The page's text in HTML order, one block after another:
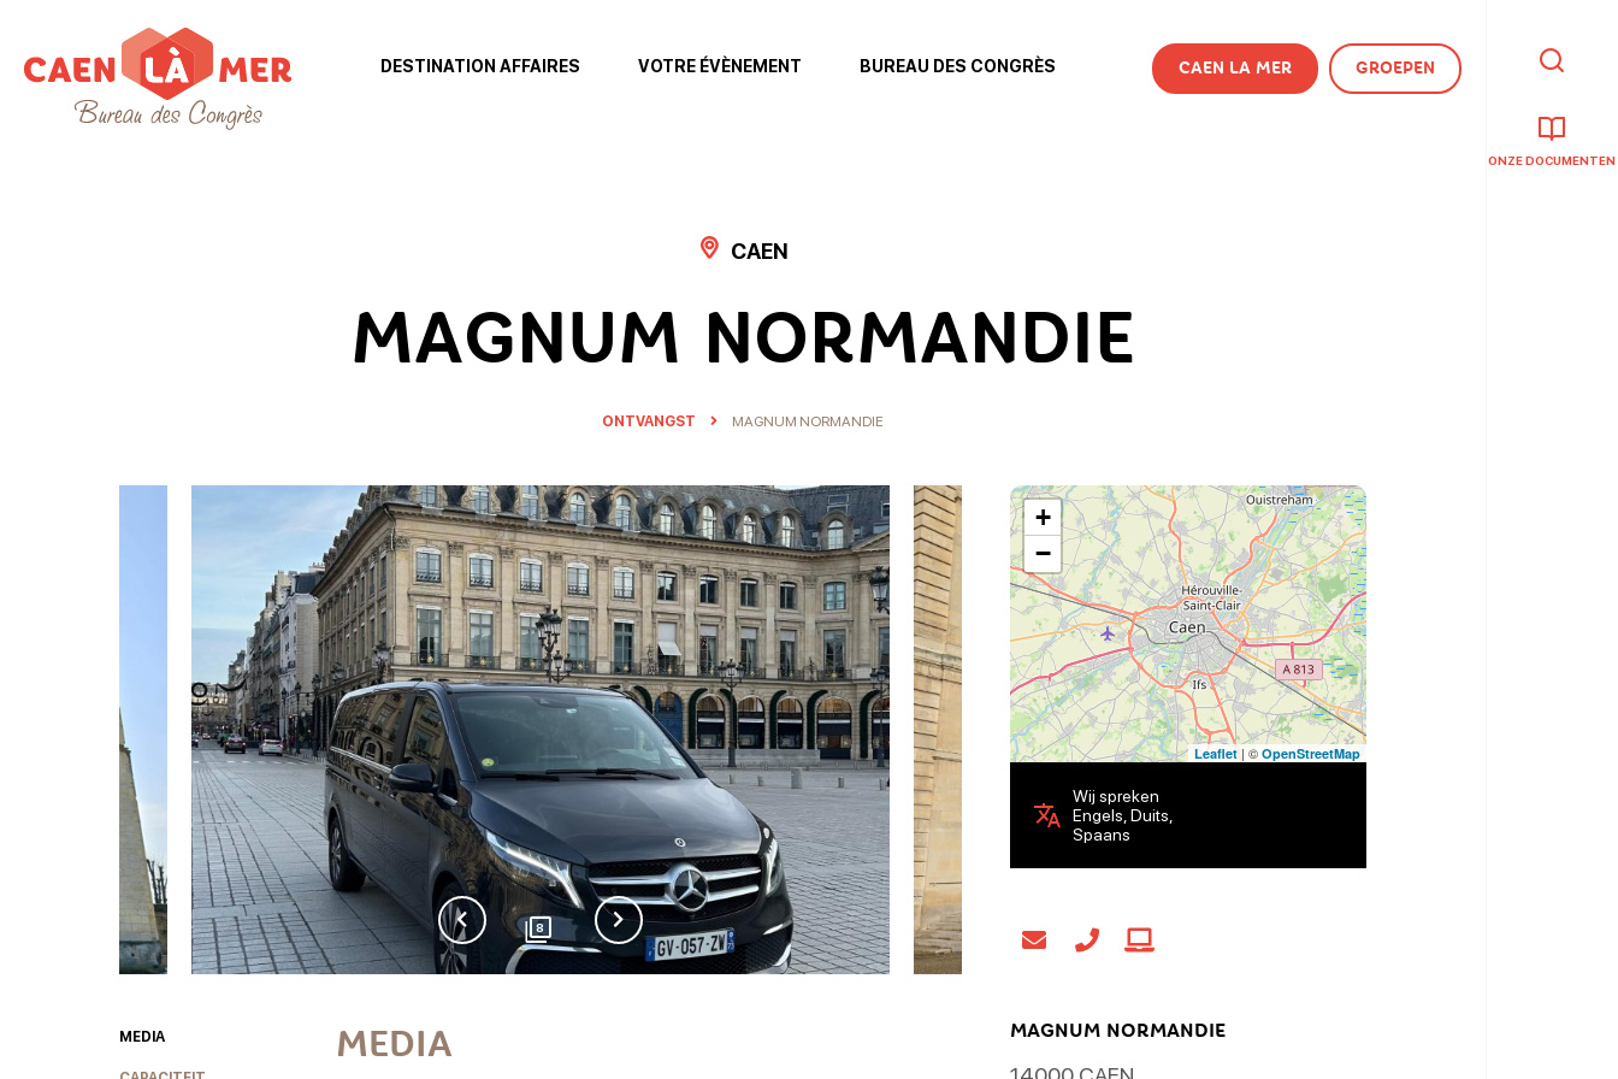
DESTINATION AFFAIRES VOTRE ÉVÈNEMENT BUREAU DES CONGRÈS CAEN LA MER GROEPEN
ONZE DOCUMENTEN
CAEN
MAGNUM NORMANDIE
ONTVANGST MAGNUM NORMANDIE
8
MEDIA MEDIA
+
−
Leaflet| ©OpenStreetMap
Wij spreken
Engels, Duits,
Spaans
MAGNUM NORMANDIE